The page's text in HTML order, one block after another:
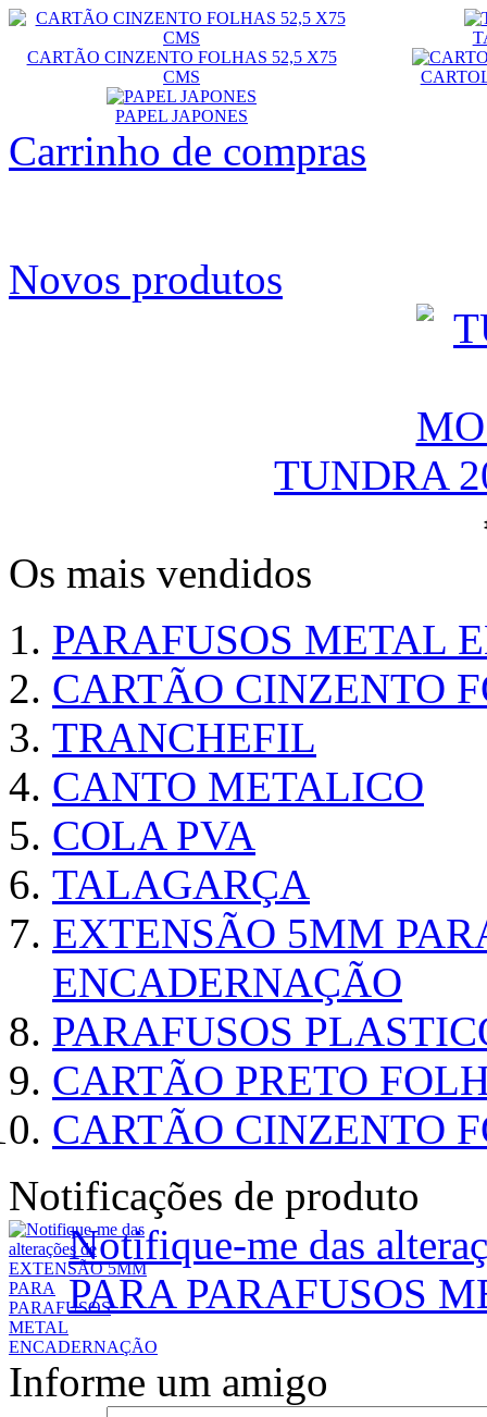
CARTÃO CINZENTO FOLHAS 52,5 X75
CMS
PAPEL JAPONES
Carrinho de compras
Novos produtos
TUNDRA
Os mais vendidos
PARAFUSOS METAL
CARTÃO CINZENTO
TRANCHEFIL
CANTO METALICO
COLA PVA
TALAGARÇA
EXTENSÃO 5MM
ENCADERNAÇÃO
PARAFUSOS
CARTÃO PRETO
CARTÃO CINZENTO
Notificações de produto
Notifique-me das
PARA PARAFUSOS
Informe um amigo